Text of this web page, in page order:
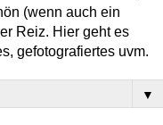
(wenn auch ein
Reiz. Hier geht es
gefotografiertes uvm.
▼